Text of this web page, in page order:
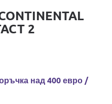
2
над 400 евро /